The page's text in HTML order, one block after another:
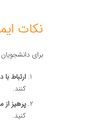
نکات
برای
ارتباط
کنند.
پرهیز
کنید.